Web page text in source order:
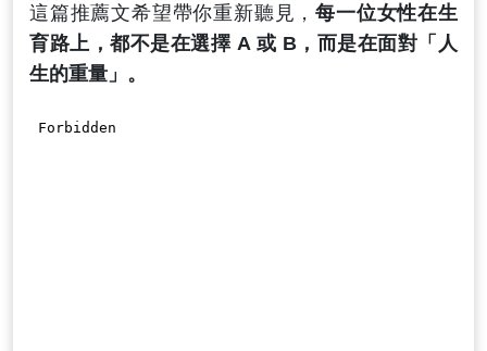
這篇推薦文希望帶你重新聽見，每一位女性在生
育路上，都不是在選擇 A 或 B，而是在面對「人
生的重量」。